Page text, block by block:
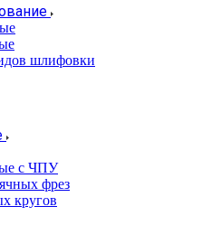
шлифовки
с ЧПУ
фрез
кругов